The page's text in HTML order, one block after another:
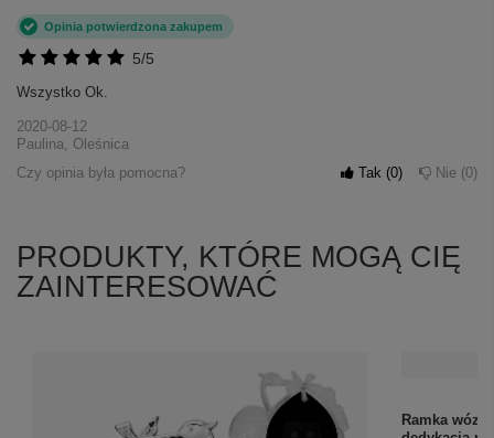
5/5
Opinia potwierdzona zakupem
Wszystko Ok.
2020-08-12
Paulina, Oleśnica
Czy opinia była pomocna?
Tak 0 Nie 0
PRODUKTY, KTÓRE MOGĄ CIĘ
ZAINTERESOWAĆ